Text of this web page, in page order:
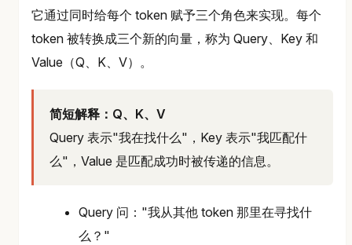
它通过同时给每个 token 赋予三个角色来实现。每个
token 被转换成三个新的向量，称为 Query、Key 和
Value（Q、K、V）。
简短解释：Q、K、V
Query 表示"我在找什么"，Key 表示"我匹配什
么"，Value 是匹配成功时被传递的信息。
Query 问："我从其他 token 那里在寻找什
么？"